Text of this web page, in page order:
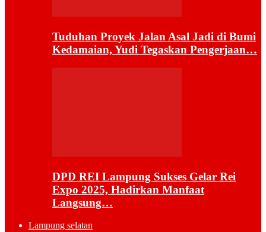
Tuduhan Proyek Jalan Asal Jadi di Bumi
Kedamaian, Yudi Tegaskan Pengerjaan…
DPD REI Lampung Sukses Gelar Rei
Expo 2025, Hadirkan Manfaat
Langsung…
Lampung selatan